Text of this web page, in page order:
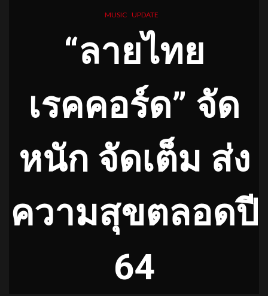
MUSIC UPDATE
“ลายไทย
เรคคอร์ด” จัด
หนัก จัดเต็ม ส่ง
ความสุขตลอดปี
64